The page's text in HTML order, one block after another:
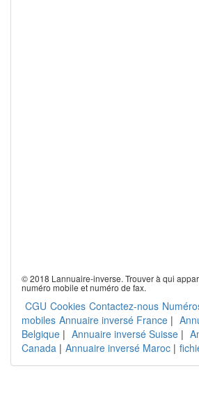
© 2018 Lannuaire-inverse. Trouver à qui
numéro mobile et numéro de fax.
CGU Cookies Contactez-nous
mobiles Annuaire inversé France |
Belgique | Annuaire inversé Suisse |
Canada | Annuaire inversé Maroc |